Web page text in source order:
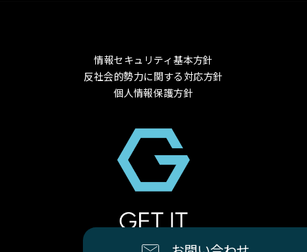
情報セキュリティ基本方針
反社会的勢力に関する対応方針
個人情報保護方針